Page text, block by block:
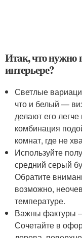
Итак, что нужно
интерьере?
Светлые
что и белый —
делают его
комбинация
комнат, где не
Используйте
средний серый
Обратите
возможно,
температуре.
Важны фактуры
Сочетайте в